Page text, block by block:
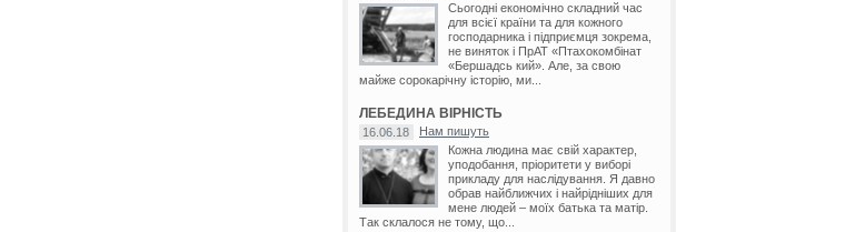
Сьогодні економічно складний час
для всієї країни та для кожного
господарника і підприємця зокрема,
не виняток і ПрАТ «Птахокомбінат
«Бершадсь кий». Але, за свою
майже сорокарічну історію, ми...
ЛЕБЕДИНА ВІРНІСТЬ
16.06.18
Нам пишуть
Кожна людина має свій характер,
уподобання, пріоритети у виборі
прикладу для наслідування. Я давно
обрав найближчих і найрідніших для
мене людей – моїх батька та матір.
Так склалося не тому, що...